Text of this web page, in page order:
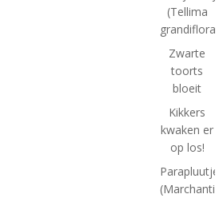
(Tellima
grandiflora)
Zwarte
toorts
bloeit
Kikkers
kwaken er
op los!
(Marchantia